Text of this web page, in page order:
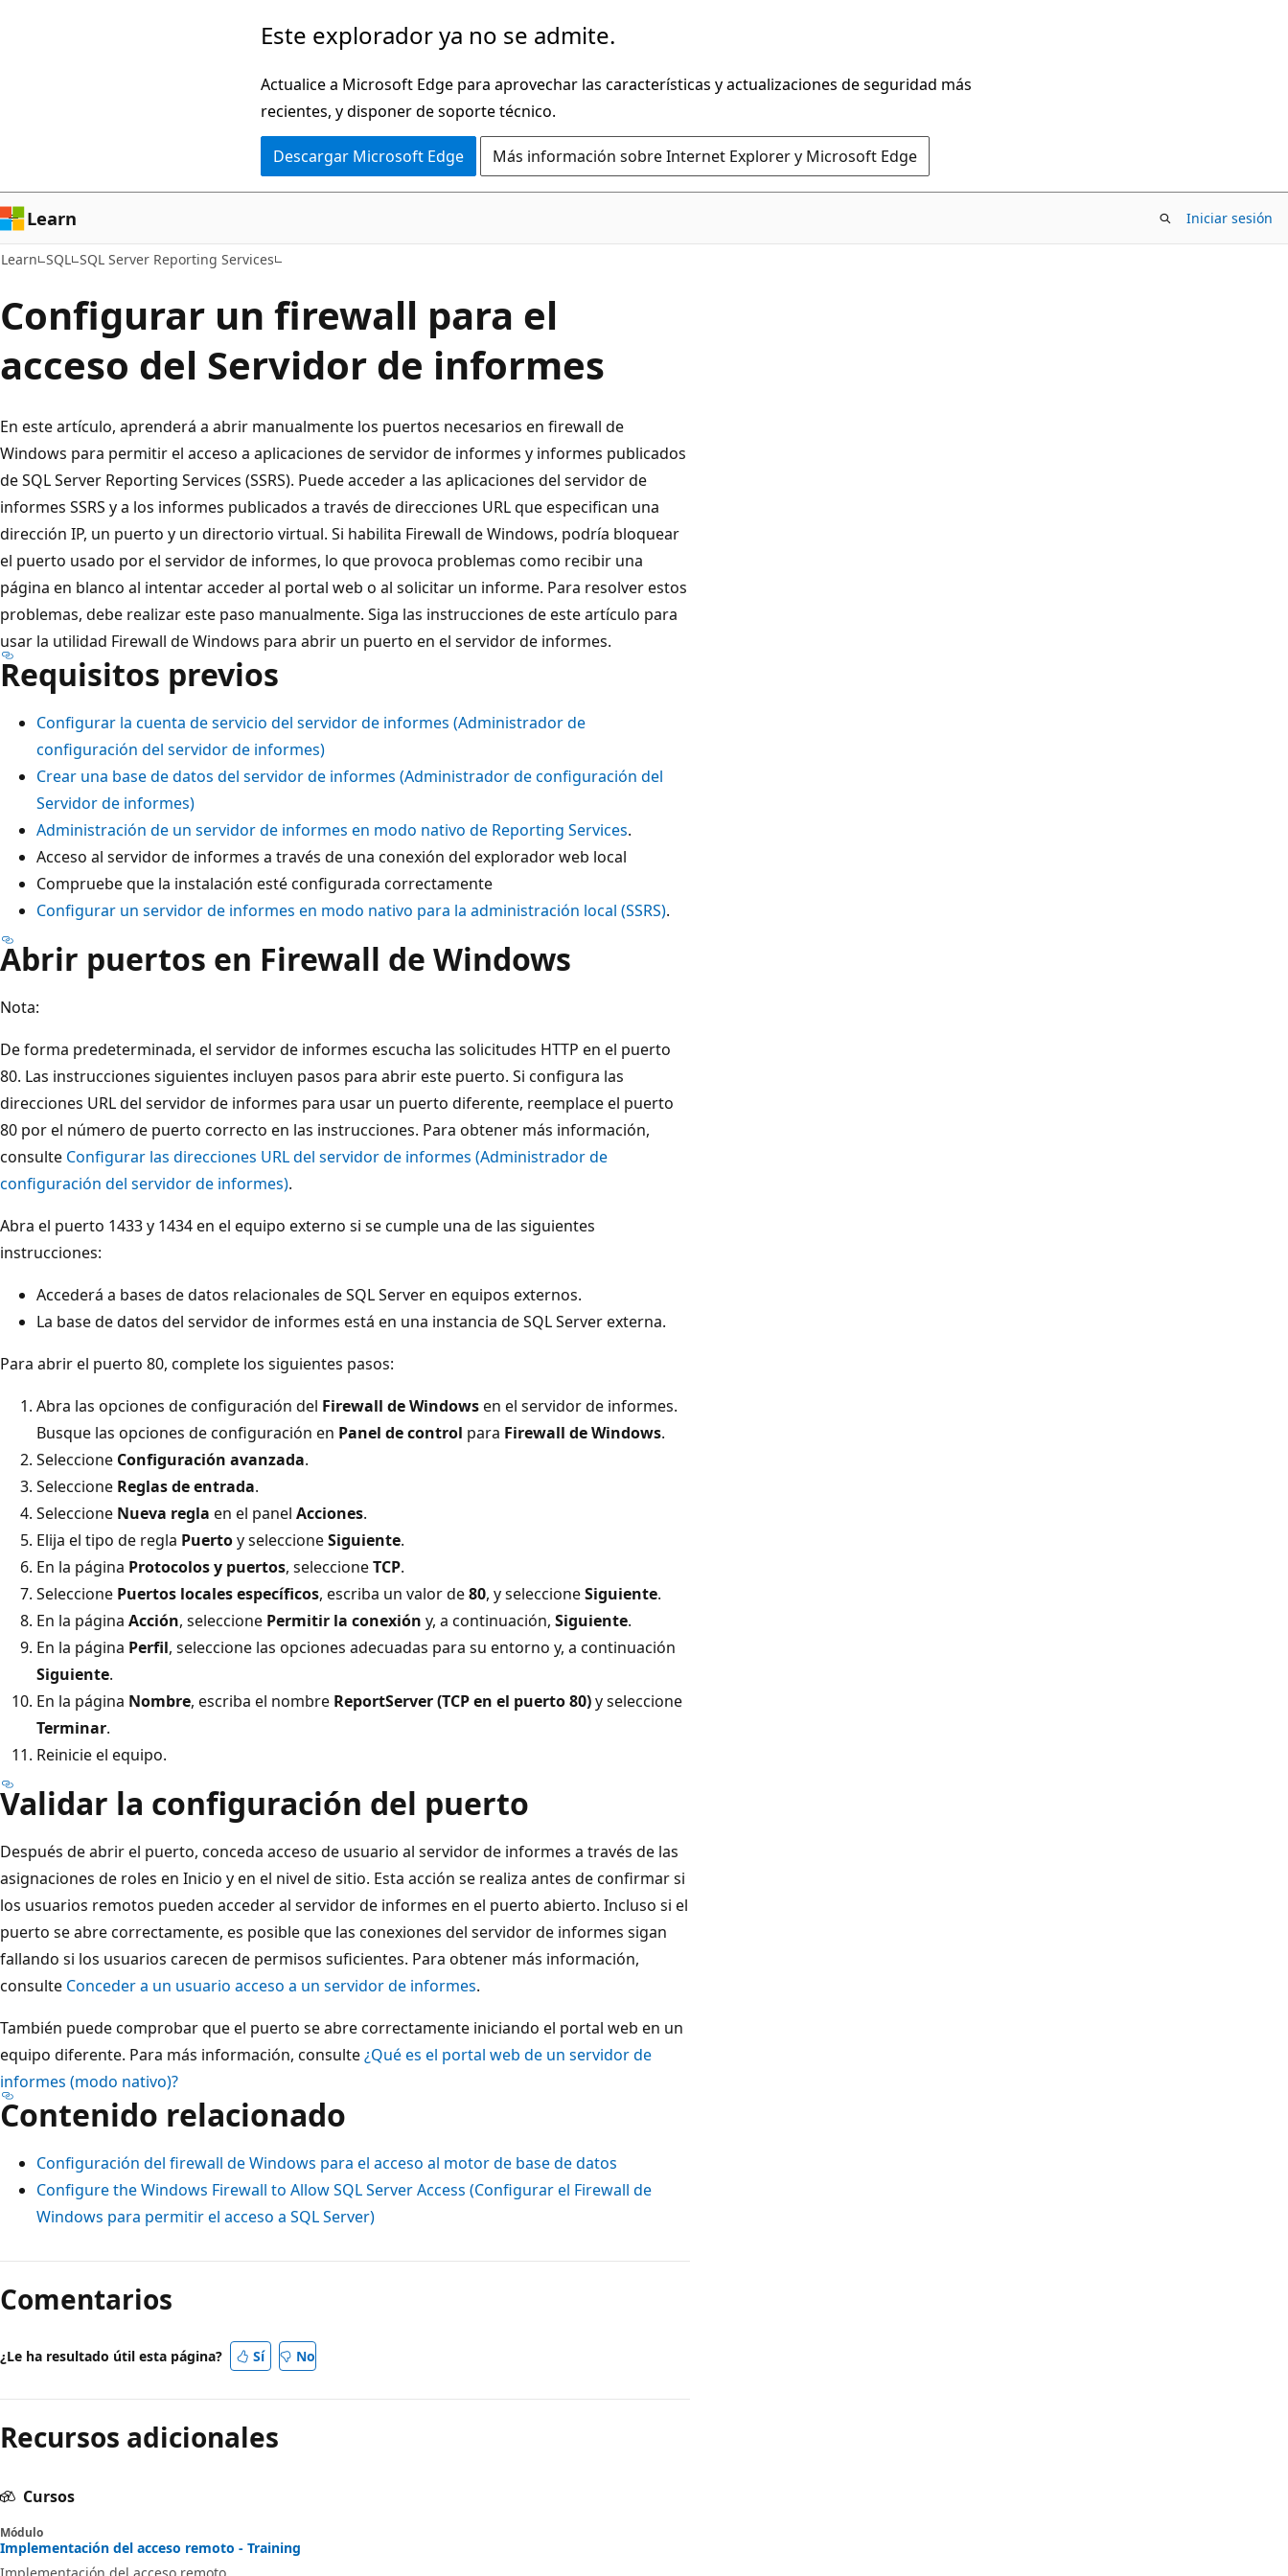
Este explorador ya no se admite.
Actualice a Microsoft Edge para aprovechar las características y actualizaciones de seguridad más
recientes, y disponer de soporte técnico.
Descargar Microsoft Edge Más información sobre Internet Explorer y Microsoft Edge
Learn Iniciar sesión
Learn SQL SQL Server Reporting Services
Configurar un firewall para el
acceso del Servidor de informes
En este artículo, aprenderá a abrir manualmente los puertos necesarios en firewall de
Windows para permitir el acceso a aplicaciones de servidor de informes y informes publicados
de SQL Server Reporting Services (SSRS). Puede acceder a las aplicaciones del servidor de
informes SSRS y a los informes publicados a través de direcciones URL que especifican una
dirección IP, un puerto y un directorio virtual. Si habilita Firewall de Windows, podría bloquear
el puerto usado por el servidor de informes, lo que provoca problemas como recibir una
página en blanco al intentar acceder al portal web o al solicitar un informe. Para resolver estos
problemas, debe realizar este paso manualmente. Siga las instrucciones de este artículo para
usar la utilidad Firewall de Windows para abrir un puerto en el servidor de informes.
Requisitos previos
Configurar la cuenta de servicio del servidor de informes (Administrador de
configuración del servidor de informes)
Crear una base de datos del servidor de informes (Administrador de configuración del
Servidor de informes)
Administración de un servidor de informes en modo nativo de Reporting Services.
Acceso al servidor de informes a través de una conexión del explorador web local
Compruebe que la instalación esté configurada correctamente
Configurar un servidor de informes en modo nativo para la administración local (SSRS).
Abrir puertos en Firewall de Windows
Nota:
De forma predeterminada, el servidor de informes escucha las solicitudes HTTP en el puerto
80. Las instrucciones siguientes incluyen pasos para abrir este puerto. Si configura las
direcciones URL del servidor de informes para usar un puerto diferente, reemplace el puerto
80 por el número de puerto correcto en las instrucciones. Para obtener más información,
consulte Configurar las direcciones URL del servidor de informes (Administrador de
configuración del servidor de informes).
Abra el puerto 1433 y 1434 en el equipo externo si se cumple una de las siguientes
instrucciones:
Accederá a bases de datos relacionales de SQL Server en equipos externos.
La base de datos del servidor de informes está en una instancia de SQL Server externa.
Para abrir el puerto 80, complete los siguientes pasos:
Abra las opciones de configuración del Firewall de Windowsen el servidor de informes.
Busque las opciones de configuración en Panel de control para Firewall de Windows.
Seleccione Configuración avanzada.
Seleccione Reglas de entrada.
Seleccione Nueva regla en el panel Acciones.
Elija el tipo de regla Puertoy seleccioneSiguiente.
En la página Protocolos y puertos, seleccioneTCP.
Seleccione Puertos locales específicos, escriba un valor de80, y seleccioneSiguiente.
En la página Acción, seleccione Permitir la conexión y, a continuación, Siguiente.
En la página Perfil, seleccione las opciones adecuadas para su entorno y, a continuación
Siguiente.
En la página Nombre, escriba el nombre ReportServer (TCP en el puerto 80)y seleccione
Terminar.
Reinicie el equipo.
Validar la configuración del puerto
Después de abrir el puerto, conceda acceso de usuario al servidor de informes a través de las
asignaciones de roles en Inicio y en el nivel de sitio. Esta acción se realiza antes de confirmar si
los usuarios remotos pueden acceder al servidor de informes en el puerto abierto. Incluso si el
puerto se abre correctamente, es posible que las conexiones del servidor de informes sigan
fallando si los usuarios carecen de permisos suficientes. Para obtener más información,
consulte Conceder a un usuario acceso a un servidor de informes.
También puede comprobar que el puerto se abre correctamente iniciando el portal web en un
equipo diferente. Para más información, consulte¿Qué es el portal web de un servidor de
informes (modo nativo)?
Contenido relacionado
Configuración del firewall de Windows para el acceso al motor de base de datos
Configure the Windows Firewall to Allow SQL Server Access (Configurar el Firewall de
Windows para permitir el acceso a SQL Server)
Modo
de
lectura
Comentarios
¿Le ha resultado útil esta página? Sí No
Recursos adicionales
Cursos
Módulo
Implementación del acceso remoto - Training
Implementación del acceso remoto